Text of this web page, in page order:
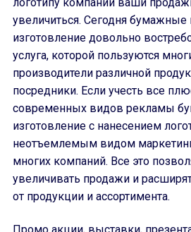
увеличиться. Сегодня бумажные
изготовление довольно
услуга, которой пользуются
производители различной
посредники. Если учесть все
современных видов рекламы
изготовление с нанесением
неотъемлемым видом
многих компаний. Все это
увеличивать продажи и
от продукции и ассортимента.